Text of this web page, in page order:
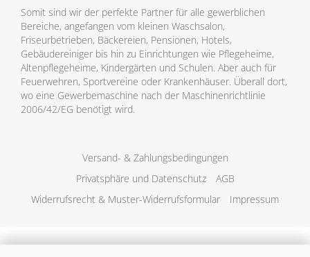
Somit sind wir der perfekte Partner für alle gewerblichen
Bereiche, angefangen vom kleinen Waschsalon,
Friseurbetrieben, Bäckereien, Pensionen, Hotels,
Gebäudereiniger bis hin zu Einrichtungen wie Pflegeheime,
Altenpflegeheime, Kindergärten und Schulen. Aber auch für
Feuerwehren, Sportvereine oder Krankenhäuser. Überall dort,
wo eine Gewerbemaschine nach der Maschinenrichtlinie
2006/42/EG benötigt wird.
Versand- & Zahlungsbedingungen
Privatsphäre und Datenschutz
AGB
Widerrufsrecht & Muster-Widerrufsformular
Impressum